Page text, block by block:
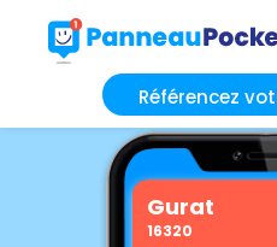
Référencez
Gurat
16320